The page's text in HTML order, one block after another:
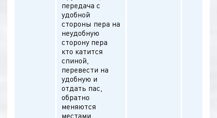
передача с
удобной
стороны пера на
неудобную
сторону пера
кто катится
спиной,
перевести на
удобную и
отдать пас,
обратно
меняются
местами.